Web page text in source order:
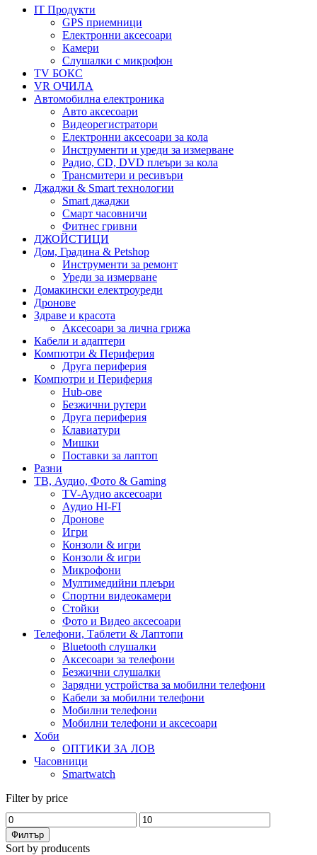
IT Продукти
GPS приемници
Електронни аксесоари
Камери
Слушалки с микрофон
TV БОКС
VR ОЧИЛА
Автомобилна електроника
Авто аксесоари
Видеорегистратори
Електронни аксесоари за кола
Инструменти и уреди за измерване
Радио, CD, DVD плеъри за кола
Трансмитери и ресивъри
Джаджи & Smart технологии
Smart джаджи
Смарт часовничи
Фитнес гривни
ДЖОЙСТИЦИ
Дом, Градина & Petshop
Инструменти за ремонт
Уреди за измерване
Домакински електроуреди
Дронове
Здраве и красота
Аксесоари за лична грижа
Кабели и адаптери
Компютри & Периферия
Друга периферия
Компютри и Периферия
Hub-ове
Безжични рутери
Друга периферия
Клавиатури
Мишки
Поставки за лаптоп
Разни
ТВ, Аудио, Фото & Gaming
TV-Аудио аксесоари
Аудио HI-FI
Дронове
Игри
Конзоли & игри
Конзоли & игри
Микрофони
Мултимедийни плеъри
Спортни видеокамери
Стойки
Фото и Видео аксесоари
Телефони, Таблети & Лаптопи
Bluetooth слушалки
Аксесоари за телефони
Безжични слушалки
Зарядни устройства за мобилни телефони
Кабели за мобилни телефони
Мобилни телефони
Мобилни телефони и аксесоари
Хоби
ОПТИКИ ЗА ЛОВ
Часовници
Smartwatch
Filter by price
Минимална
цена
Максимална
Филтър
Sort by producents